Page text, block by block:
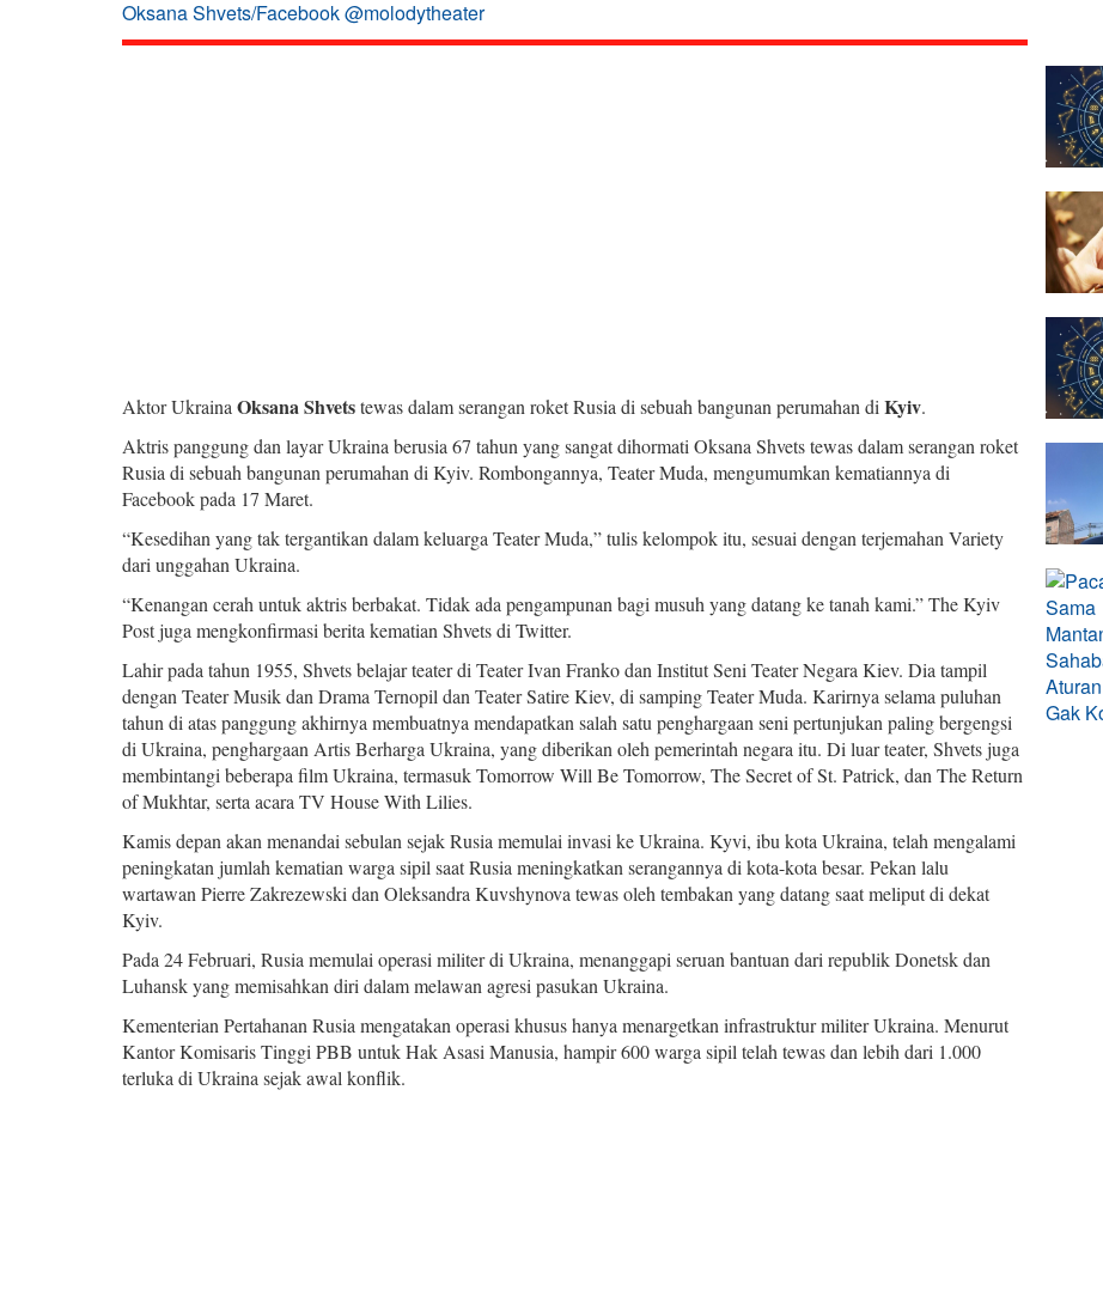
Oksana Shvets/Facebook @molodytheater
Aktor UkrainaOksana Shvetstewas dalam serangan roket Rusia di sebuah bangunan perumahan diKyiv.
Aktris panggung dan layar Ukraina berusia 67 tahun yang sangat dihormati Oksana Shvets tewas dalam serangan roket
Rusia di sebuah bangunan perumahan di Kyiv. Rombongannya, Teater Muda, mengumumkan kematiannya di
Facebook pada 17 Maret.
“Kesedihan yang tak tergantikan dalam keluarga Teater Muda,” tulis kelompok itu, sesuai dengan terjemahan Variety
dari unggahan Ukraina.
“Kenangan cerah untuk aktris berbakat. Tidak ada pengampunan bagi musuh yang datang ke tanah kami.” The Kyiv
Post juga mengkonfirmasi berita kematian Shvets di Twitter.
Lahir pada tahun 1955, Shvets belajar teater di Teater Ivan Franko dan Institut Seni Teater Negara Kiev. Dia tampil
dengan Teater Musik dan Drama Ternopil dan Teater Satire Kiev, di samping Teater Muda. Karirnya selama puluhan
tahun di atas panggung akhirnya membuatnya mendapatkan salah satu penghargaan seni pertunjukan paling bergengsi
di Ukraina, penghargaan Artis Berharga Ukraina, yang diberikan oleh pemerintah negara itu. Di luar teater, Shvets juga
membintangi beberapa film Ukraina, termasuk Tomorrow Will Be Tomorrow, The Secret of St. Patrick, dan The Return
of Mukhtar, serta acara TV House With Lilies.
Kamis depan akan menandai sebulan sejak Rusia memulai invasi ke Ukraina. Kyvi, ibu kota Ukraina, telah mengalami
peningkatan jumlah kematian warga sipil saat Rusia meningkatkan serangannya di kota-kota besar. Pekan lalu
wartawan Pierre Zakrezewski dan Oleksandra Kuvshynova tewas oleh tembakan yang datang saat meliput di dekat
Kyiv.
Pada 24 Februari, Rusia memulai operasi militer di Ukraina, menanggapi seruan bantuan dari republik Donetsk dan
Luhansk yang memisahkan diri dalam melawan agresi pasukan Ukraina.
Kementerian Pertahanan Rusia mengatakan operasi khusus hanya menargetkan infrastruktur militer Ukraina. Menurut
Kantor Komisaris Tinggi PBB untuk Hak Asasi Manusia, hampir 600 warga sipil telah tewas dan lebih dari 1.000
terluka di Ukraina sejak awal konflik.